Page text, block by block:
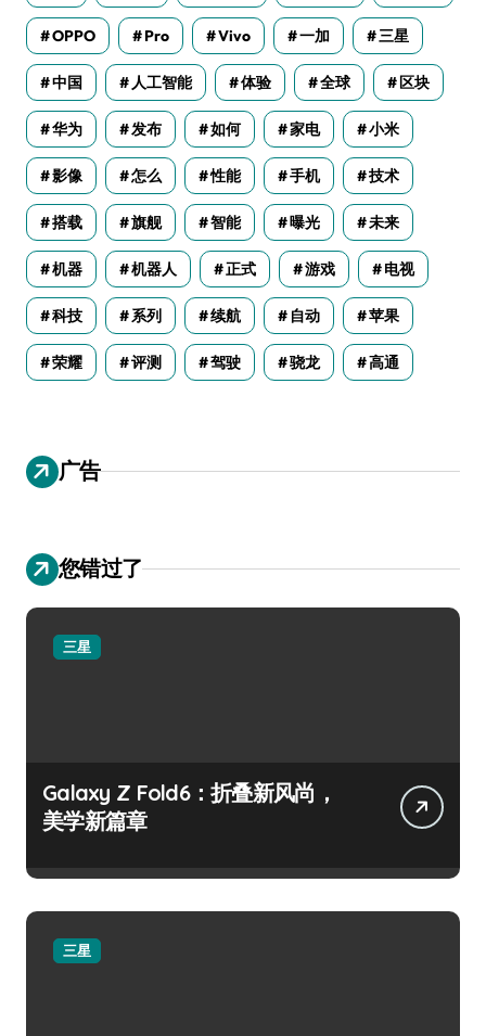
OPPO Pro Vivo 一加 三星
中国 人工智能 体验 全球 区块
华为 发布 如何 家电 小米
影像 怎么 性能 手机 技术
搭载 旗舰 智能 曝光 未来
机器 机器人 正式 游戏 电视
科技 系列 续航 自动 苹果
荣耀 评测 驾驶 骁龙 高通
广告
您错过了
三星
Galaxy Z Fold6：折叠新风尚，
美学新篇章
三星